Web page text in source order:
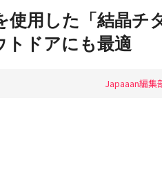
使用した「結晶チ
トドアにも最適
Japaaan編集